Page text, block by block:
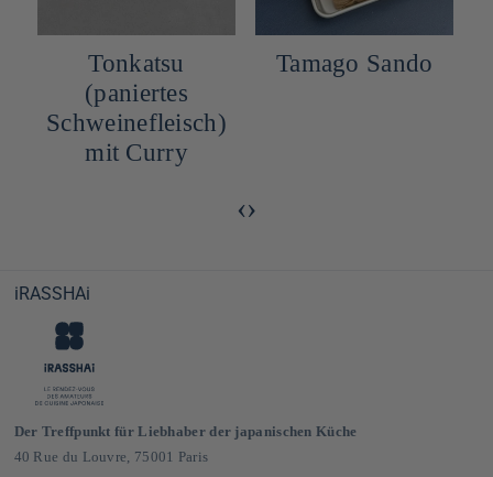
Tonkatsu
(paniertes
Schweinefleisch)
mit Curry
Tamago Sando
‹›
iRASSHAi
Der Treffpunkt für Liebhaber der japanischen Küche
40 Rue du Louvre, 75001 Paris